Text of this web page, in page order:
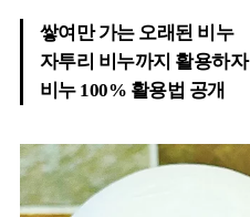
쌓여만 가는 오래된 비누
자투리 비누까지 활용하자
비누 100% 활용법 공개